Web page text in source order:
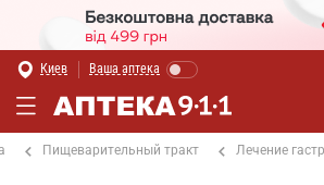
Киев Ваша аптека
Пищеварительный тракт Лечение